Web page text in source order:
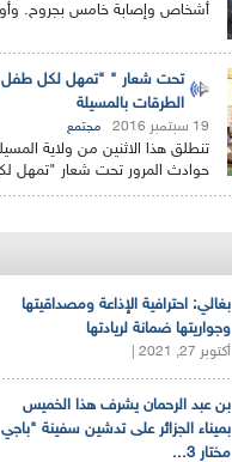
أشخاص وإصابة خامس بجروح.
تحت شعار " "تمهل لكل طفل
الطرقات بالمسيلة
19 سبتمبر 2016 مجتمع
تنطلق هذا الاثنين من ولاية
حوادث المرور تحت شعار
بغالي: احترافية الإذاعة ومصداقيتها
وجواريتها ضمانة لريادتها
أكتوبر 27, 2021 |
بن عبد الرحمان يشرف هذا الخميس
بميناء الجزائر على تدشين سفينة "باجي
مختار 3...